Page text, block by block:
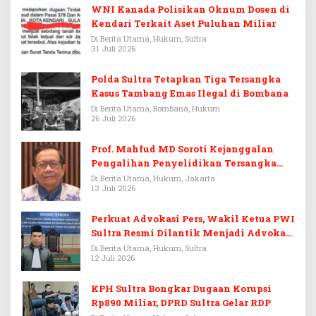
WNI Kanada Polisikan Oknum Dosen di
Kendari Terkait Aset Puluhan Miliar
Di Berita Utama, Hukum, Sultra
31 Juli 2026
Polda Sultra Tetapkan Tiga Tersangka
Kasus Tambang Emas Ilegal di Bombana
Di Berita Utama, Bombana, Hukum
26 Juli 2026
Prof. Mahfud MD Soroti Kejanggalan
Pengalihan Penyelidikan Tersangka
Febrie Adriansyah
Di Berita Utama, Hukum, Jakarta
13 Juli 2026
Perkuat Advokasi Pers, Wakil Ketua PWI
Sultra Resmi Dilantik Menjadi Advokat
PERADI
Di Berita Utama, Hukum, Sultra
12 Juli 2026
KPH Sultra Bongkar Dugaan Korupsi
Rp890 Miliar, DPRD Sultra Gelar RDP